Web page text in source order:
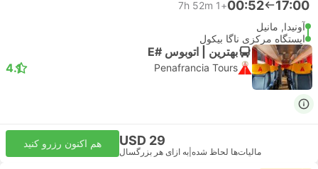
17:00
00:52
+1
7h 52m
آونیدا, مانیل
ایستگاه مرکزی ناگا بیکول
بهترین | اتوبوس #E
Penafrancia Tours
4.1
USD 29
مالیات‌ها لحاظ شده به ازای هر بزرگسال
هم اکنون رزرو کنید